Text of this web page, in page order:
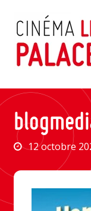
contenu
12 octobre